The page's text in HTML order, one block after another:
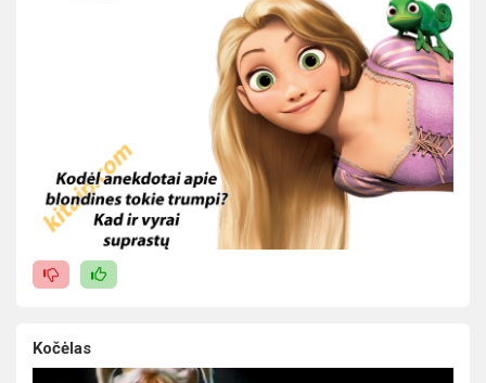
Kočėlas